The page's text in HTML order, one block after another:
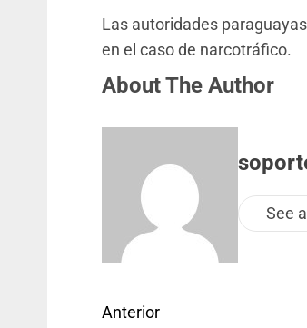
Las autoridades
en el caso de narcotráfico.
About The Author
See
Anterior